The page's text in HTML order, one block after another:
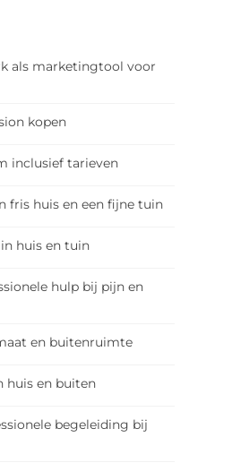
als marketingtool voor
kopen
inclusief tarieven
fris huis en een fijne tuin
huis en tuin
hulp bij pijn en
en buitenruimte
huis en buiten
begeleiding bij